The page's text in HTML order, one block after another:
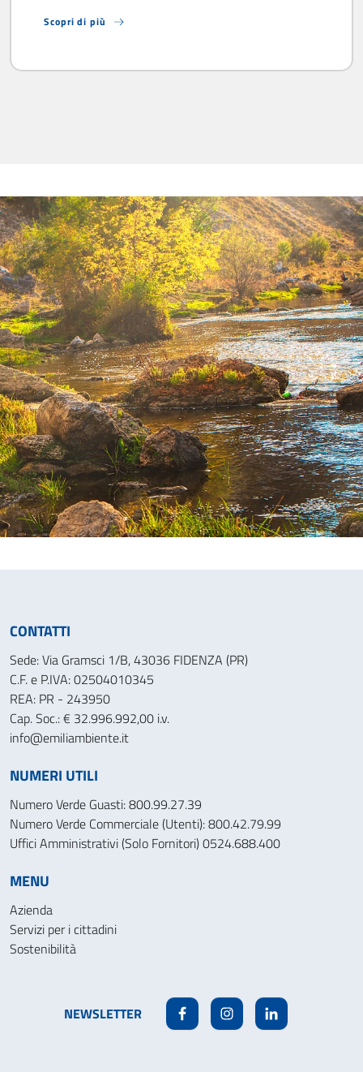
Scopri di più
CONTATTI
Sede: Via Gramsci 1/B, 43036 FIDENZA (PR)
C.F. e P.IVA: 02504010345
REA: PR - 243950
Cap. Soc.: € 32.996.992,00 i.v.
info@emiliambiente.it
NUMERI UTILI
Numero Verde Guasti: 800.99.27.39
Numero Verde Commerciale (Utenti): 800.42.79.99
Uffici Amministrativi (Solo Fornitori) 0524.688.400
MENU
Azienda
Servizi per i cittadini
Sostenibilità
NEWSLETTER FacebookInstagramLinkedin